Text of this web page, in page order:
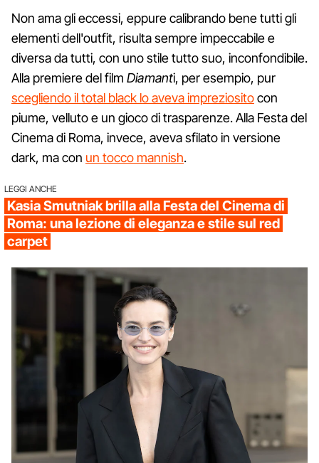
Non ama gli eccessi, eppure calibrando bene tutti gli
elementi dell'outfit, risulta sempre impeccabile e
diversa da tutti, con uno stile tutto suo, inconfondibile.
Alla premiere del film Diamanti, per esempio, pur
scegliendo il total black lo aveva impreziositocon
piume, velluto e un gioco di trasparenze. Alla Festa del
Cinema di Roma, invece, aveva sfilato in versione
dark, ma con un tocco mannish.
LEGGI ANCHE
Kasia Smutniak brilla alla Festa del Cinema di
Roma: una lezione di eleganza e stile sul red
carpet